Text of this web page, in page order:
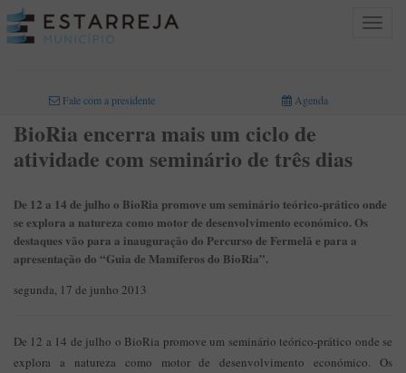
Toggle
Fale com a presidente Agenda
BioRia encerra mais um ciclo de
atividade com seminário de três dias
De 12 a 14 de julho o BioRia promove um seminário teórico-prático onde
se explora a natureza como motor de desenvolvimento económico. Os
destaques vão para a inauguração do Percurso de Fermelã e para a
apresentação do “Guia de Mamíferos do BioRia”.
segunda, 17 de junho 2013
De 12 a 14 de julho o BioRia promove um seminário teórico-prático onde se
explora a natureza como motor de desenvolvimento económico. Os